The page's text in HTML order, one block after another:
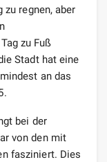
regnen, aber
zu Fuß
Stadt hat eine
an das
bei der
von den mit
fasziniert. Dies